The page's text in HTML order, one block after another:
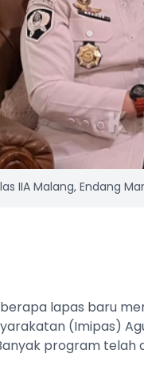
IIA Malang, Endang
lapas baru
(Imipas)
program